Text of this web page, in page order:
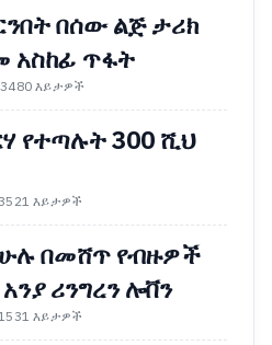
በሰው ልጅ ታሪክ
አስከፊ ጥፋት
እይታዎች
የተጣሉት 300 ሺህ
እይታዎች
በመሸጥ የብዙዎች
ሪንግረን ሎቨን
እይታዎች